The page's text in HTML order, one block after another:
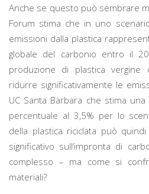
Anche se questo può sembrare
Forum stima che in uno
emissioni dalla plastica
globale del carbonio entro il
produzione di plastica vergine
ridurre significativamente le
UC Santa Barbara che stima
percentuale al 3,5% per lo
della plastica riciclata può
significativo sull’impronta di
complesso – ma come si
materiali?